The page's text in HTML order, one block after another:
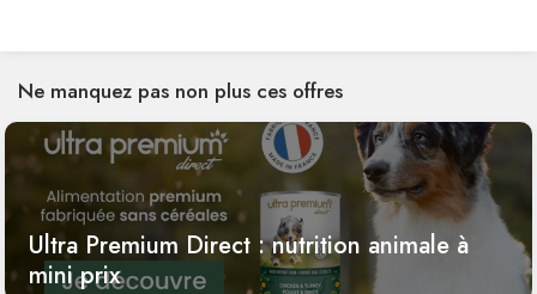
Ne manquez pas non plus ces offres
Ultra Premium Direct : nutrition animale à
mini prix